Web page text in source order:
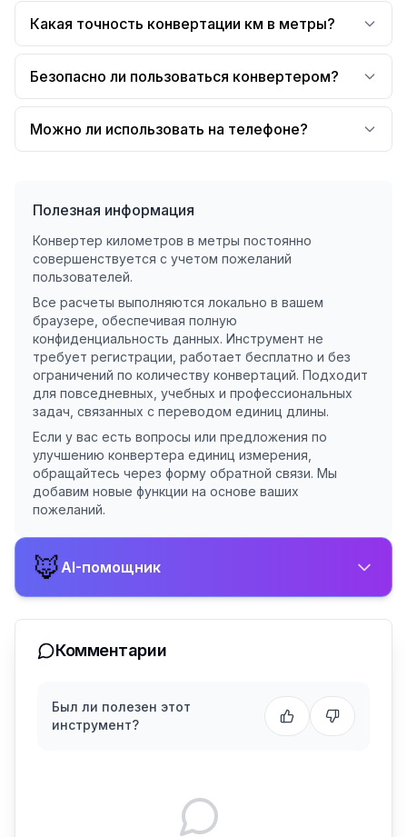
Какая точность конвертации км в метры?
Безопасно ли пользоваться конвертером?
Можно ли использовать на телефоне?
Полезная информация
Конвертер километров в метры постоянно
совершенствуется с учетом пожеланий
пользователей.
Все расчеты выполняются локально в вашем
браузере, обеспечивая полную
конфиденциальность данных. Инструмент не
требует регистрации, работает бесплатно и без
ограничений по количеству конвертаций. Подходит
для повседневных, учебных и профессиональных
задач, связанных с переводом единиц длины.
Если у вас есть вопросы или предложения по
улучшению конвертера единиц измерения,
обращайтесь через форму обратной связи. Мы
добавим новые функции на основе ваших
пожеланий.
🦊AI-помощник
Комментарии
Был ли полезен этот
инструмент?